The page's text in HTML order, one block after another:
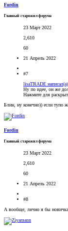
Fordin
Главный старожил форума
23 Март 2022
2,610
60
21 Апрель 2022
#7
lisaTRADE
Ну по идее, он же
Нажмите для
Блин, ну конечно)) если тупо
Fordin
Главный старожил форума
23 Март 2022
2,610
60
21 Апрель 2022
#8
А вообще, лично я бы